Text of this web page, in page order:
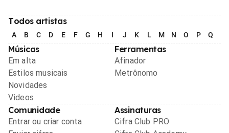
Todos artistas
A B C D E F G H I J K L M N O P Q
Músicas
Em alta
Estilos musicais
Novidades
Videos
Ferramentas
Afinador
Metrônomo
Comunidade
Entrar ou criar conta
Assinaturas
Cifra Club PRO